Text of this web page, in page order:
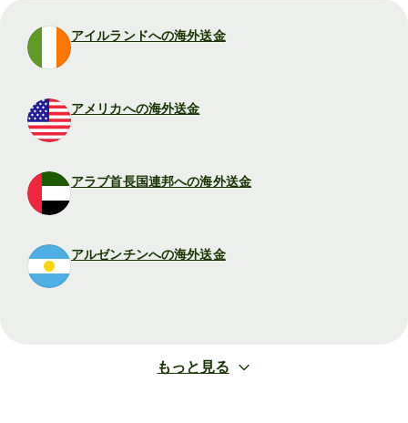
アイルランドへの海外送金
アメリカへの海外送金
アラブ首長国連邦への海外送金
アルゼンチンへの海外送金
もっと見る